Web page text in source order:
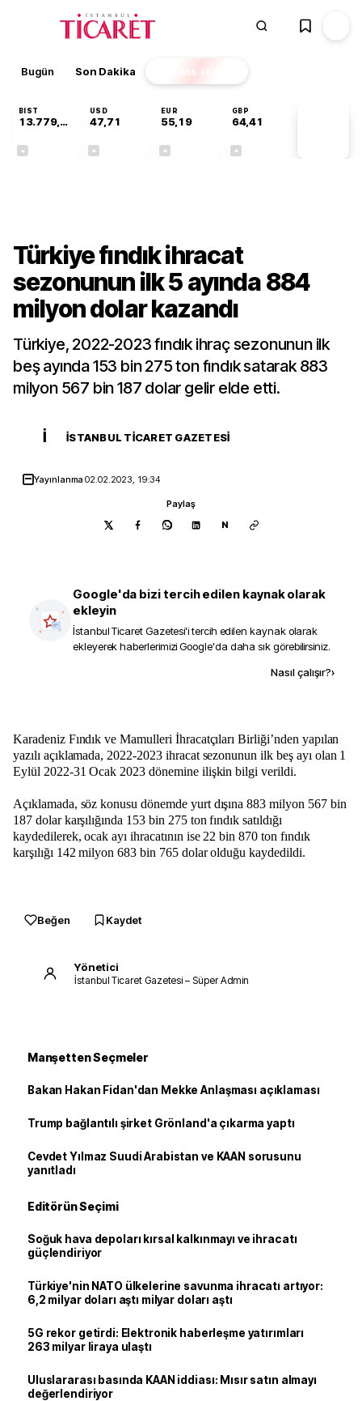
Bugün Son Dakika Finans EKSTRA
BIST
13.779,39
USD
47,71
EUR
55,19
GBP
64,41
Türkiye fındık ihracat
sezonunun ilk 5 ayında 884
milyon dolar kazandı
Türkiye, 2022-2023 fındık ihraç sezonunun ilk
beş ayında 153 bin 275 ton fındık satarak 883
milyon 567 bin 187 dolar gelir elde etti.
İ İSTANBUL TICARET GAZETESI
Yayınlanma02.02.2023, 19:34
Paylaş
N
Google'da bizi tercih edilen kaynak olarak
ekleyin
İstanbul Ticaret Gazetesi'i tercih edilen kaynak olarak
ekleyerek haberlerimizi Google'da daha sık görebilirsiniz.
Nasıl çalışır?›
Karadeniz Fındık ve Mamulleri İhracatçıları Birliği’nden yapılan
yazılı açıklamada, 2022-2023 ihracat sezonunun ilk beş ayı olan 1
Eylül 2022-31 Ocak 2023 dönemine ilişkin bilgi verildi.
Açıklamada, söz konusu dönemde yurt dışına 883 milyon 567 bin
187 dolar karşılığında 153 bin 275 ton fındık satıldığı
kaydedilerek, ocak ayı ihracatının ise 22 bin 870 ton fındık
karşılığı 142 milyon 683 bin 765 dolar olduğu kaydedildi.
Beğen Kaydet
Yönetici
İstanbul Ticaret Gazetesi – Süper Admin
Manşetten Seçmeler
Bakan Hakan Fidan'dan Mekke Anlaşması açıklaması
Trump bağlantılı şirket Grönland'a çıkarma yaptı
Cevdet Yılmaz Suudi Arabistan ve KAAN sorusunu
yanıtladı
Editörün Seçimi
Soğuk hava depoları kırsal kalkınmayı ve ihracatı
güçlendiriyor
Türkiye'nin NATO ülkelerine savunma ihracatı artıyor:
6,2 milyar doları aştı milyar doları aştı
5G rekor getirdi: Elektronik haberleşme yatırımları
263 milyar liraya ulaştı
Uluslararası basında KAAN iddiası: Mısır satın almayı
değerlendiriyor